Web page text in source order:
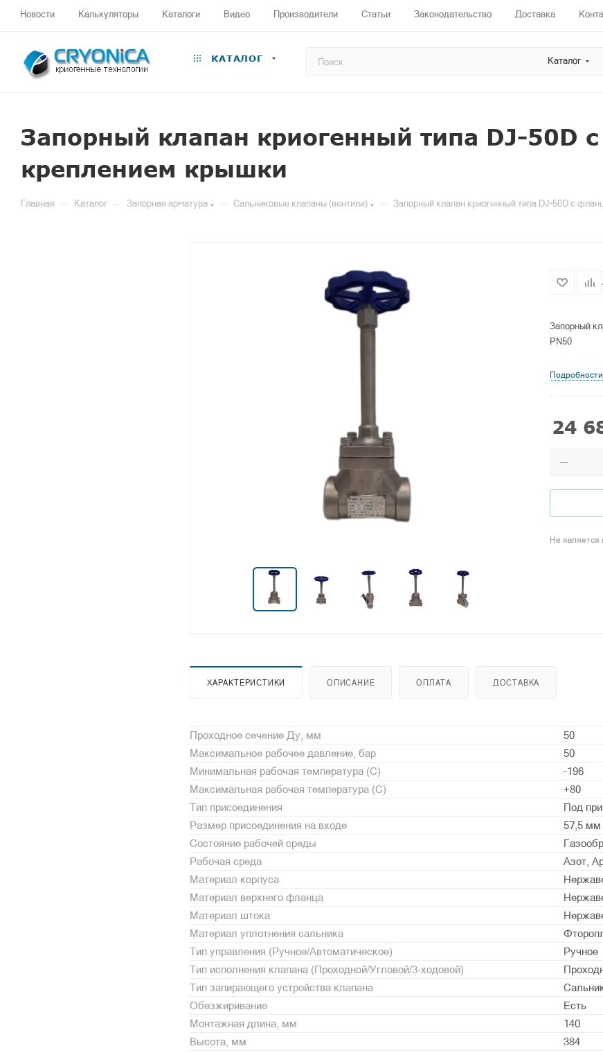
Новости Калькуляторы Каталоги Видео Производители Статьи Законодательство Доставка
КАТАЛОГ Каталог
Запорный клапан криогенный типа DJ-50D
креплением крышки
Главная — Каталог — Запорная арматура — Сальниковые клапаны (вентили) — Запорный клапан криогенный типа DJ-50D с
Запорный
PN50
Подробности
24
Не
ХАРАКТЕРИСТИКИ ОПИСАНИЕ ОПЛАТА ДОСТАВКА
Проходное сечение Ду, мм
50
Максимальное рабочее давление, бар
50
Минимальная рабочая температура (С)
-196
Максимальная рабочая температура (С)
+80
Тип присоединения
Под
Размер присоединения на входе
57,5 мм
Состояние рабочей среды
Рабочая среда
Азот,
Материал корпуса
Материал верхнего фланца
Материал штока
Материал уплотнения сальника
Тип управления (Ручное/Автоматическое)
Ручное
Тип исполнения клапана (Проходной/Угловой/3-ходовой)
Тип запирающего устройства клапана
Обезжиривание
Есть
Монтажная длина, мм
140
Высота, мм
384